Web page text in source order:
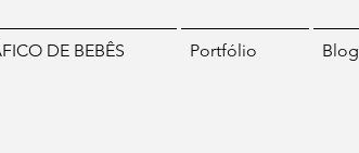
DE BEBÊS Portfólio Blog